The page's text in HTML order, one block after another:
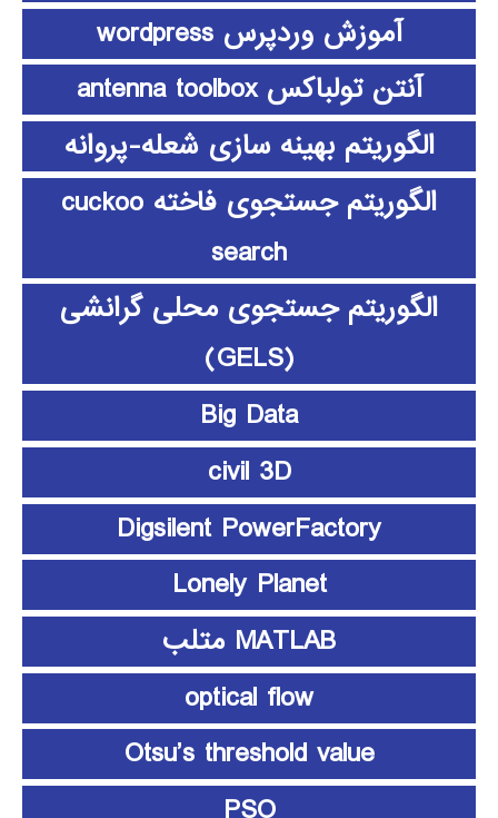
آموزش وردپرس wordpress
آنتن تولباکس antenna toolbox
الگوریتم بهینه سازی شعله-پروانه
الگوریتم جستجوی فاخته cuckoo
search
الگوریتم جستجوی محلی گرانشی
(GELS)
Big Data
civil 3D
Digsilent PowerFactory
Lonely Planet
MATLAB متلب
optical flow
Otsu’s threshold value